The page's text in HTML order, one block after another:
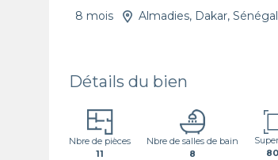
8 mois Almadies, Dakar, Sénégal
Détails du bien
Nbre de pièces
11
Nbre de salles de bain
8